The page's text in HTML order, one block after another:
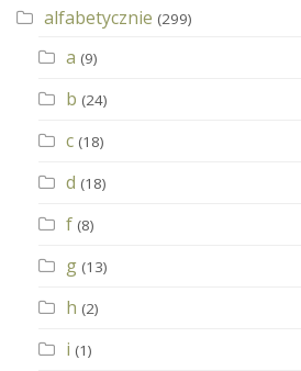
alfabetycznie (299)
a (9)
b (24)
c (18)
d (18)
f (8)
g (13)
h (2)
i (1)